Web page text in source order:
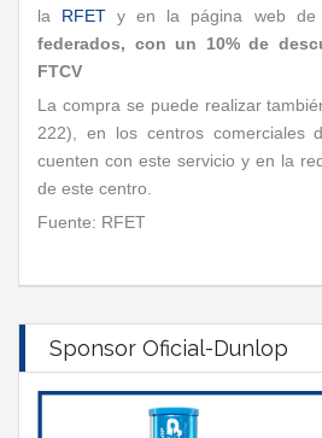
la RFET y en la página web de
federados, con un 10% de
FTCV
La compra se puede realizar
222), en los centros comerciales
cuenten con este servicio y en la
de este centro.
Fuente: RFET
Sponsor Oficial-Dunlop